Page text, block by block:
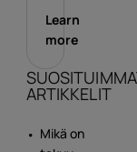
Learn
more
ARTIKKELIT
Mikä on